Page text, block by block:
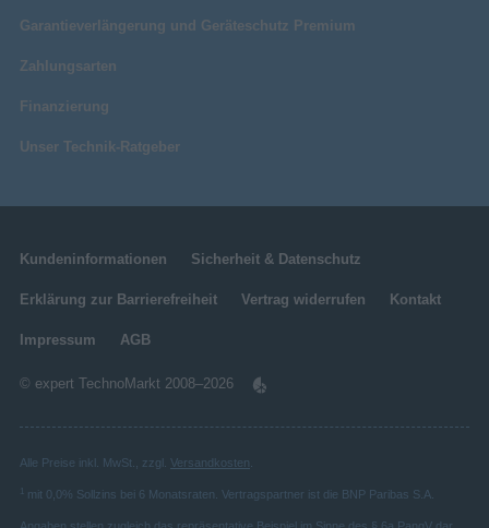
Garantieverlängerung und Geräteschutz Premium
Zahlungsarten
Finanzierung
Unser Technik-Ratgeber
Kundeninformationen Sicherheit & Datenschutz
Erklärung zur Barrierefreiheit Vertrag widerrufen Kontakt
Impressum AGB
© expert TechnoMarkt 2008–2026
Alle Preise inkl. MwSt., zzgl. Versandkosten
mit 0,0% Sollzins bei 6 Monatsraten. Vertragspartner ist die BNP Paribas S.A.